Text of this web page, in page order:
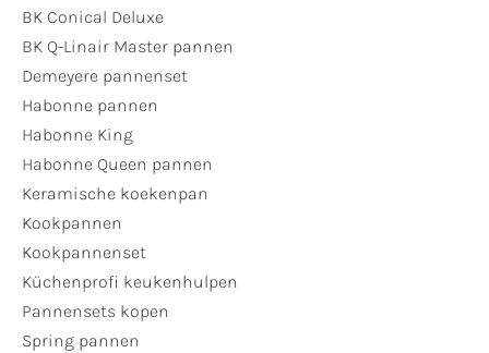
BK Conical Deluxe
BK Q-Linair Master pannen
Demeyere pannenset
Habonne pannen
Habonne King
Habonne Queen pannen
Keramische koekenpan
Kookpannen
Kookpannenset
Küchenprofi keukenhulpen
Pannensets kopen
Spring pannen